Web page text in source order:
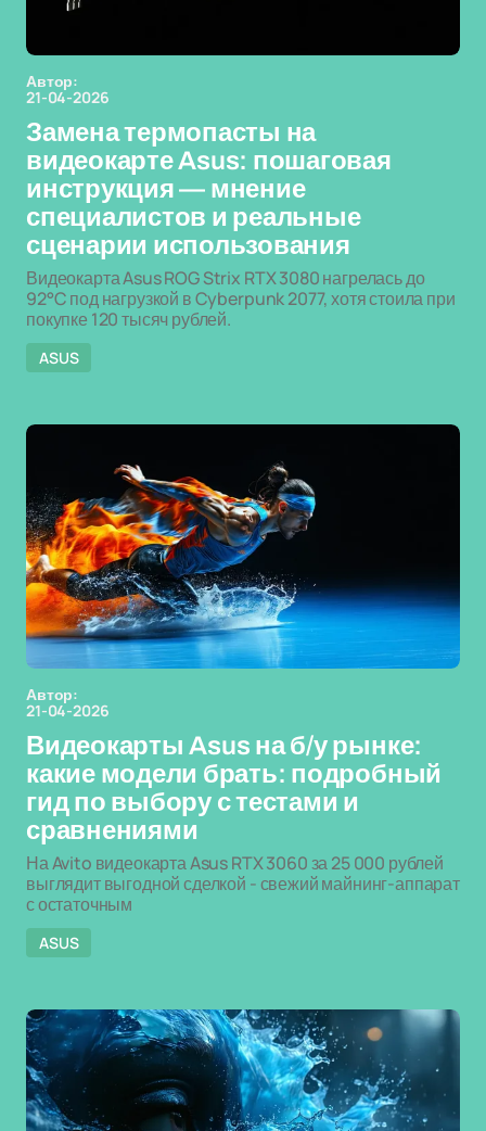
Автор:
21-04-2026
Замена термопасты на
видеокарте Asus: пошаговая
инструкция — мнение
специалистов и реальные
сценарии использования
Видеокарта Asus ROG Strix RTX 3080 нагрелась до
92°C под нагрузкой в Cyberpunk 2077, хотя стоила при
покупке 120 тысяч рублей.
ASUS
Автор:
21-04-2026
Видеокарты Asus на б/у рынке:
какие модели брать: подробный
гид по выбору с тестами и
сравнениями
На Avito видеокарта Asus RTX 3060 за 25 000 рублей
выглядит выгодной сделкой - свежий майнинг-аппарат
с остаточным
ASUS